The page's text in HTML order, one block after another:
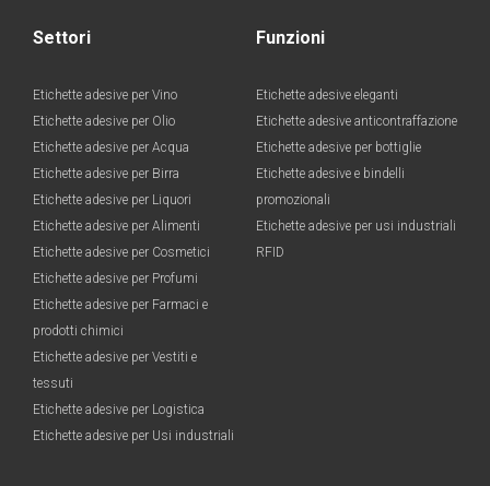
Settori
Etichette adesive per Vino
Etichette adesive per Olio
Etichette adesive per Acqua
Etichette adesive per Birra
Etichette adesive per Liquori
Etichette adesive per Alimenti
Etichette adesive per Cosmetici
Etichette adesive per Profumi
Etichette adesive per Farmaci e
prodotti chimici
Etichette adesive per Vestiti e
tessuti
Etichette adesive per Logistica
Etichette adesive per Usi industriali
Funzioni
Etichette adesive eleganti
Etichette adesive anticontraffazione
Etichette adesive per bottiglie
Etichette adesive e bindelli
promozionali
Etichette adesive per usi industriali
RFID